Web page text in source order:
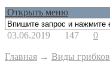
Открыть меню
03.06.2019 147 0
Главная → Виды грибков